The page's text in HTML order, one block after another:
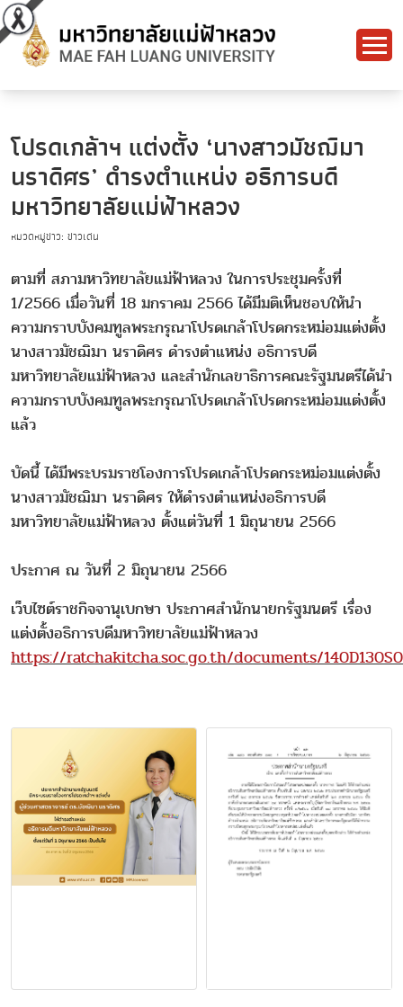
โปรดเกล้าฯ แต่งตั้ง ‘นางสาวมัชฌิมา
นราดิศร’ ดำรงตำแหน่ง อธิการบดี
มหาวิทยาลัยแม่ฟ้าหลวง
หมวดหมู่ข่าว: ข่าวเด่น
ตามที่ สภามหาวิทยาลัยแม่ฟ้าหลวง ในการประชุมครั้งที่
1/2566 เมื่อวันที่ 18 มกราคม 2566 ได้มีมติเห็นชอบให้นำ
ความกราบบังคมทูลพระกรุณาโปรดเกล้าโปรดกระหม่อมแต่งตั้ง
นางสาวมัชฌิมา นราดิศร ดำรงตำแหน่ง อธิการบดี
มหาวิทยาลัยแม่ฟ้าหลวง และสำนักเลขาธิการคณะรัฐมนตรีได้นำ
ความกราบบังคมทูลพระกรุณาโปรดเกล้าโปรดกระหม่อมแต่งตั้ง
แล้ว
บัดนี้ ได้มีพระบรมราชโองการโปรดเกล้าโปรดกระหม่อมแต่งตั้ง
นางสาวมัชฌิมา นราดิศร ให้ดำรงตำแหน่งอธิการบดี
มหาวิทยาลัยแม่ฟ้าหลวง ตั้งแต่วันที่ 1 มิถุนายน 2566
ประกาศ ณ วันที่ 2 มิถุนายน 2566
เว็บไซต์ราชกิจจานุเบกษา ประกาศสำนักนายกรัฐมนตรี เรื่อง
แต่งตั้งอธิการบดีมหาวิทยาลัยแม่ฟ้าหลวง
https://ratchakitcha.soc.go.th/documents/